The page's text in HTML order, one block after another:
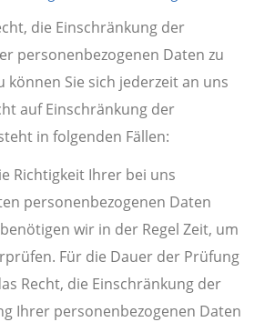
die Einschränkung der
personenbezogenen Daten zu
können Sie sich jederzeit an uns
auf Einschränkung der
in folgenden Fällen:
Richtigkeit Ihrer bei uns
personenbezogenen Daten
wir in der Regel Zeit, um
Für die Dauer der Prüfung
Recht, die Einschränkung der
Ihrer personenbezogenen Daten